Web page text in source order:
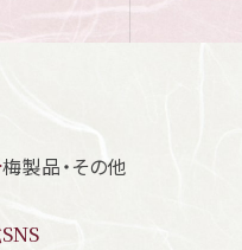
梅製品・その他